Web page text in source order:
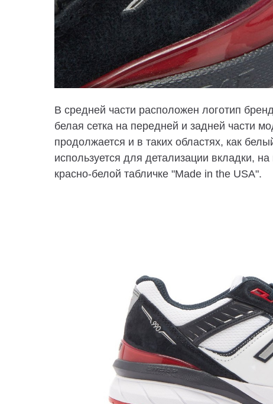
В средней части расположен логотип
белая сетка на передней и задней части
продолжается и в таких областях, как
используется для детализации вкладки,
красно-белой табличке "Made in the USA".